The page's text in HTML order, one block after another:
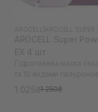
кислоти
1 025₴1 250₴